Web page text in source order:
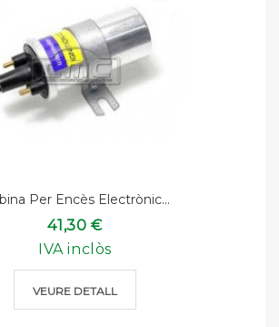
Per Encès Electrònic...
41,30 €
IVA inclòs
VEURE DETALL